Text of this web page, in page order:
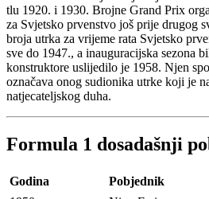
tlu 1920. i 1930. Brojne Grand Prix
za Svjetsko prvenstvo još prije drugog
broja utrka za vrijeme rata Svjetsko
sve do 1947., a inauguracijska sezona
konstruktore uslijedilo je 1958. Njen
označava onog sudionika utrke koji je
natjecateljskog duha.
Formula 1 dosadašnji
Godina
Pobjednik